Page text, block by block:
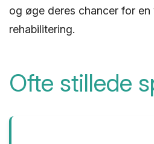
og øge deres chancer for
rehabilitering.
Ofte stillede